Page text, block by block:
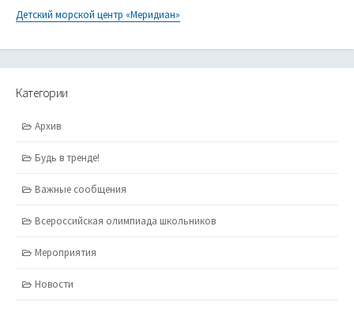
Детский морской центр «Меридиан»
Категории
Архив
Будь в тренде!
Важные сообщения
Всероссийская олимпиада школьников
Мероприятия
Новости